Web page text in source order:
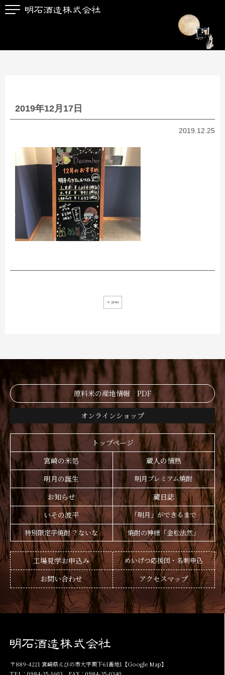
2019年12月17日
2019.12.25
≪ prev
〒889-4221 宮崎県えびの市大字栗下61番地1 【Google Map】
原料米の産地情報 PDF
オンラインショップ
トップページ
宮崎の米処
蔵人の情熱
明月の誕生
明月プレミアム焼酎
お知らせ
蔵日誌
いその波平
「明月」ができるまで
特別限定芋焼酎 ？ないな
焼酎の神様「金松法然」
工場見学お申込み めいげつ応援団・名刺申込
お問い合わせ アクセスマップ